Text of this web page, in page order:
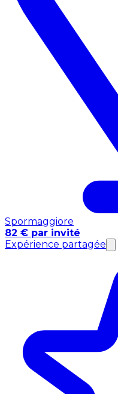
Spormaggiore
82 € par invité
Expérience partagée